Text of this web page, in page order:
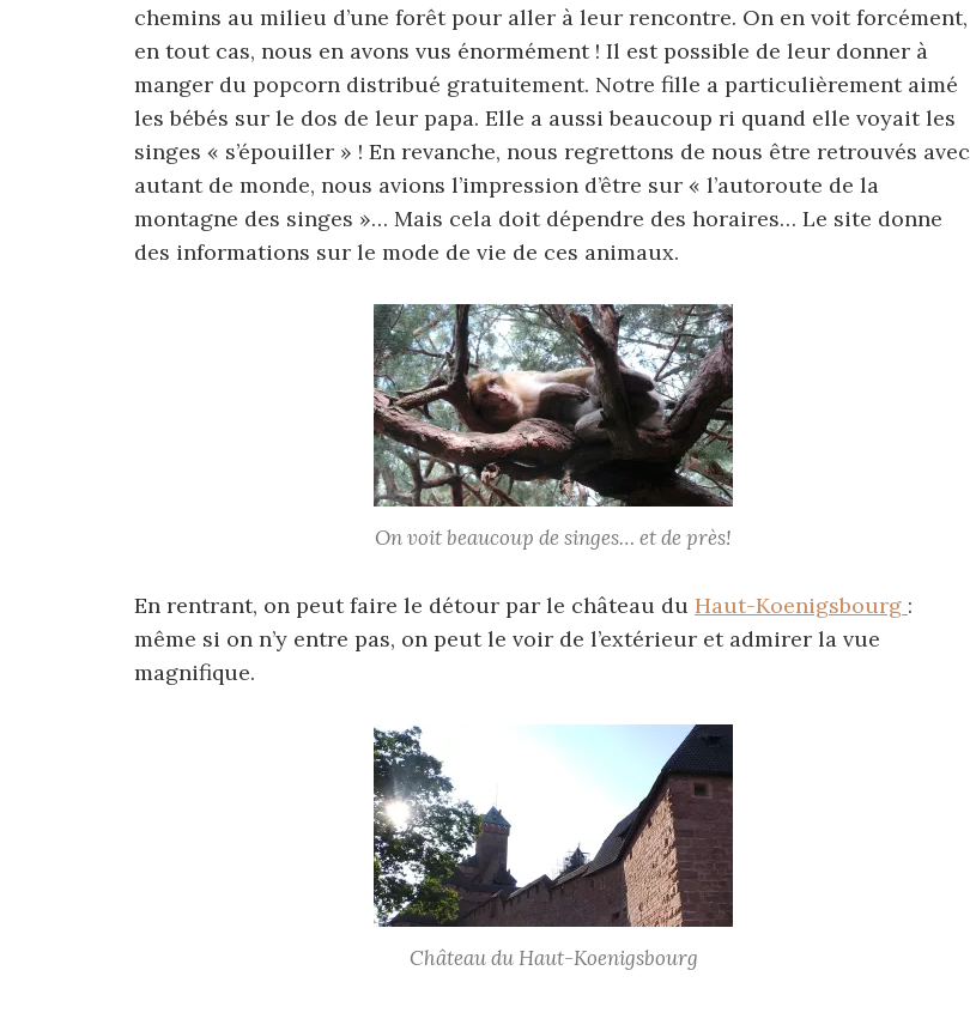
chemins au milieu d’une forêt pour aller à leur rencontre. On en voit forcément,
en tout cas, nous en avons vus énormément ! Il est possible de leur donner à
manger du popcorn distribué gratuitement. Notre fille a particulièrement aimé
les bébés sur le dos de leur papa. Elle a aussi beaucoup ri quand elle voyait les
singes « s’épouiller » ! En revanche, nous regrettons de nous être retrouvés avec
autant de monde, nous avions l’impression d’être sur « l’autoroute de la
montagne des singes »… Mais cela doit dépendre des horaires… Le site donne
des informations sur le mode de vie de ces animaux.
On voit beaucoup de singes… et de près!
En rentrant, on peut faire le détour par le château du Haut-Koenigsbourg :
même si on n’y entre pas, on peut le voir de l’extérieur et admirer la vue
magnifique.
Château du Haut-Koenigsbourg